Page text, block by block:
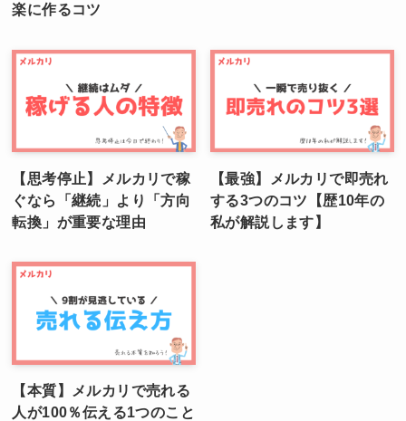
楽に作るコツ
【思考停止】メルカリで稼
ぐなら「継続」より「方向
転換」が重要な理由
【最強】メルカリで即売れ
する3つのコツ【歴10年の
私が解説します】
【本質】メルカリで売れる
人が100％伝える1つのこと